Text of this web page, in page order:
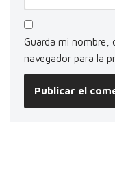
Guarda mi
navegador para la